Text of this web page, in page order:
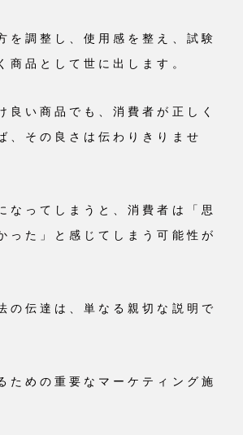
を調整し、使用感を整え、試験
商品として世に出します。
良い商品でも、消費者が正しく
、その良さは伝わりきりませ
なってしまうと、消費者は「思
った」と感じてしまう可能性が
の伝達は、単なる親切な説明で
ための重要なマーケティング施